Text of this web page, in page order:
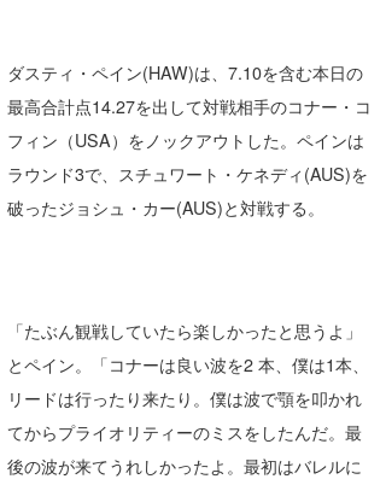
ダスティ・ペイン(HAW)は、7.10を含む本日の
最高合計点14.27を出して対戦相手のコナー・コ
フィン（USA）をノックアウトした。ペインは
ラウンド3で、スチュワート・ケネディ(AUS)を
破ったジョシュ・カー(AUS)と対戦する。
「たぶん観戦していたら楽しかったと思うよ」
とペイン。「コナーは良い波を2 本、僕は1本、
リードは行ったり来たり。僕は波で顎を叩かれ
てからプライオリティーのミスをしたんだ。最
後の波が来てうれしかったよ。最初はバレルに